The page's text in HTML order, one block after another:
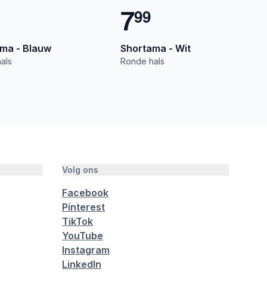
- Blauw
799
Shortama - Wit
Ronde hals
Volg ons
Facebook
Pinterest
TikTok
YouTube
Instagram
LinkedIn